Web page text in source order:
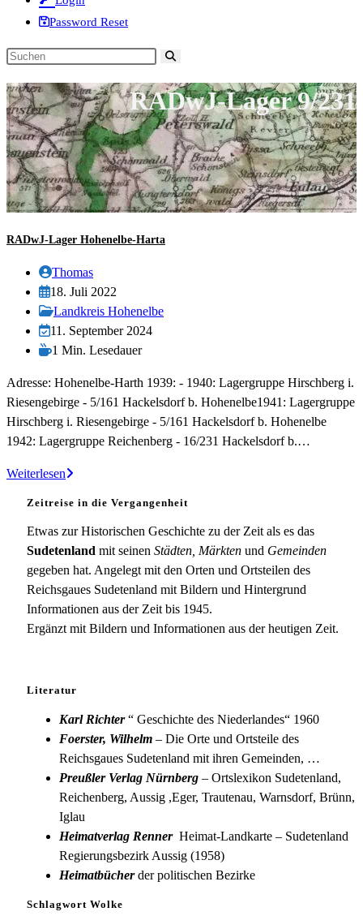
Password Reset
Diese
durchsuchen
RADwJ-Lager 9/231
RADwJ-Lager Hohenelbe-Harta
Beitrags-
Autor:
Thomas
Beitrag
veröffentlicht:
18. Juli 2022
Beitrags-
Kategorie:
Landkreis Hohenelbe
Beitrag
zuletzt
am:
11. September 2024
Lesedauer:
1 Min. Lesedauer
Adresse: Hohenelbe-Harth 1939: - 1940: Lagergruppe Hirschberg i.
Riesengebirge - 5/161 Hackelsdorf b. Hohenelbe1941: Lagergruppe
Hirschberg i. Riesengebirge - 5/161 Hackelsdorf b. Hohenelbe
1942: Lagergruppe Reichenberg - 16/231 Hackelsdorf b.…
WeiterlesenRADwJ-
Harta
Zeitreise in die Vergangenheit
Etwas zur Historischen Geschichte zu der Zeit als es das
Sudetenland mit seinen Städten, Märkten und Gemeinden
gegeben hat. Angelegt mit den Orten und Ortsteilen des
Reichsgaues Sudetenland mit Bildern und Hintergrund
Informationen aus der Zeit bis 1945.
Ergänzt mit Bildern und Informationen aus der heutigen Zeit.
Literatur
Karl Richter“ Geschichte des Niederlandes“ 1960
Foerster, Wilhelm – Die Orte und Ortsteile des
Reichsgaues Sudetenland mit ihren Gemeinden, …
Preußler Verlag Nürnberg – Ortslexikon Sudetenland,
Reichenberg, Aussig ,Eger, Trautenau, Warnsdorf, Brünn,
Iglau
Heimatverlag Renner Heimat-Landkarte – Sudetenland
Regierungsbezirk Aussig (1958)
Heimatbücherder politischen Bezirke
Schlagwort Wolke